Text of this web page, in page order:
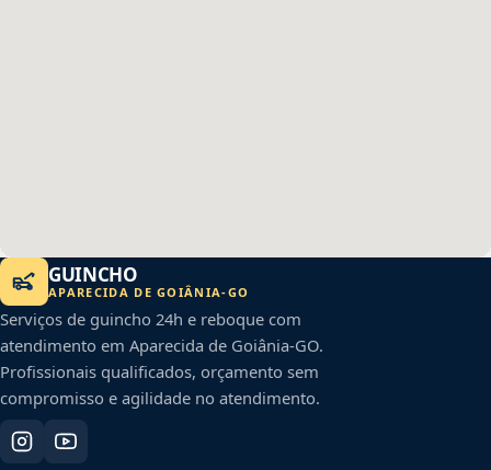
GUINCHO
APARECIDA DE GOIÂNIA-GO
Serviços de guincho 24h e reboque com
atendimento em Aparecida de Goiânia-GO.
Profissionais qualificados, orçamento sem
compromisso e agilidade no atendimento.